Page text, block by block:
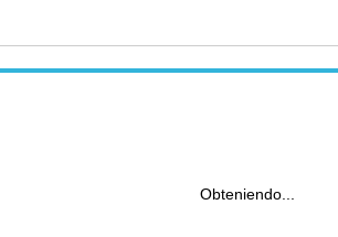
Obteniendo...